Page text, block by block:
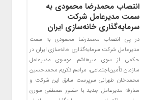
انتصاب محمدرضا محمودی به
سمت مدیرعامل شرکت
سرمایه‌گذاری خانه‌سازی ایران
در پی انتصاب محمدرضا محمودی به‌ سمت
مدیرعامل شرکت سرمایه‌گذاری خانه‌سازی ایران در
حکمی از سوی میرهاشم موسوی مدیرعامل
سازمان تأمین‌اجتماعی، مراسم تکریم محمدحسین
محمد‌خان طهرانی سرپرست سابق این شرکت و
معارفه مدیرعامل جدید با حضور مصطفی سوری